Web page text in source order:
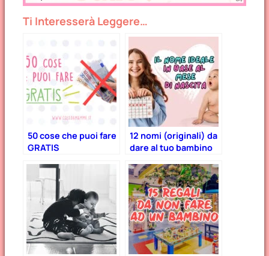
Ti Interesserà Leggere…
50 cose che puoi fare
GRATIS
12 nomi (originali) da
dare al tuo bambino
nascita!